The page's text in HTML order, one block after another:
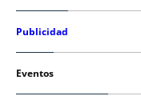
Publicidad
Eventos